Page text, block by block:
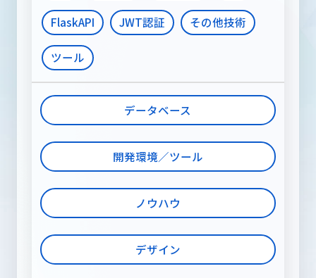
FlaskAPI JWT認証 その他技術
ツール
データベース
開発環境／ツール
ノウハウ
デザイン